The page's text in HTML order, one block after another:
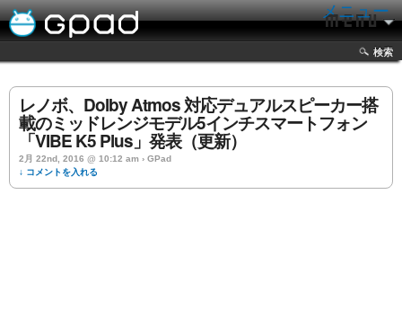
メニュー
検索
レノボ、Dolby Atmos 対応デュアルスピーカー搭
載のミッドレンジモデル5インチスマートフォン
「VIBE K5 Plus」発表（更新）
2月 22nd, 2016 @ 10:12 am › GPad
↓ コメントを入れる